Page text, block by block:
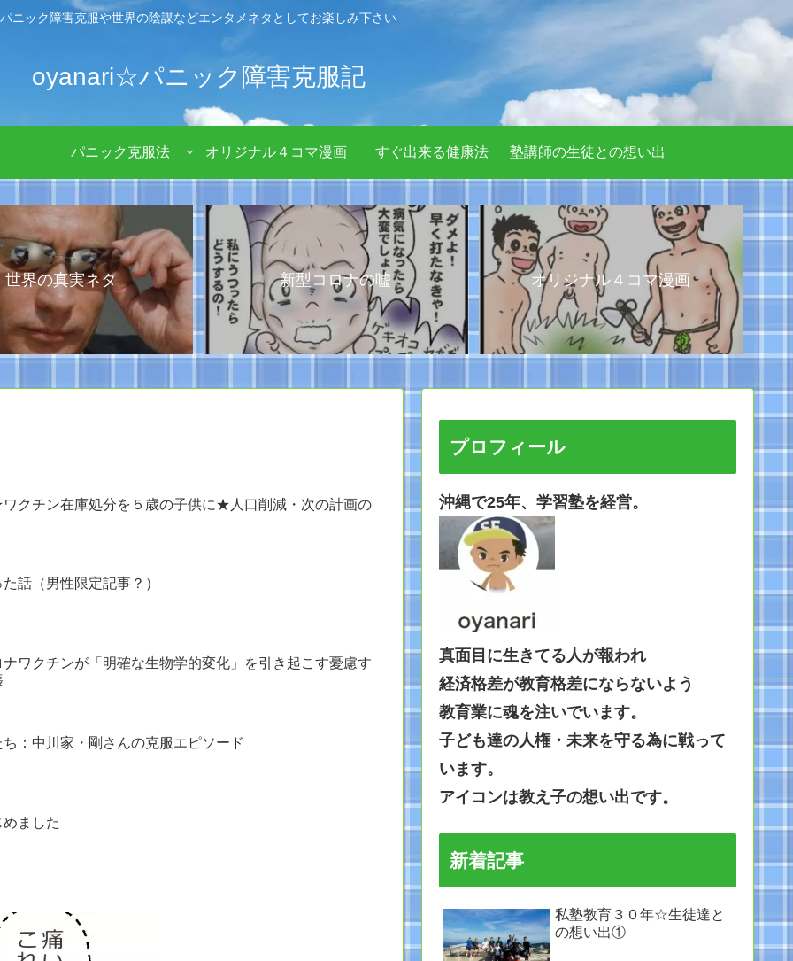
パニック障害克服や世界の陰謀などエンタメネタとしてお楽しみ下さい
oyanari☆パニック障害克服記
パニック克服法 オリジナル４コマ漫画 すぐ出来る健康法 塾講師の生徒との想い出
世界の真実ネタ 新型コロナの嘘 オリジナル４コマ漫画
クチン在庫処分を５歳の子供に★人口削減・次の計画の
話（男性限定記事？）
ワクチンが「明確な生物学的変化」を引き起こす憂慮す
：中川家・剛さんの克服エピソード
ました
プロフィール
沖縄で25年、学習塾を経営。
真面目に生きてる人が報われ
経済格差が教育格差にならないよう
教育業に魂を注いでいます。
子ども達の人権・未来を守る為に戦って
います。
アイコンは教え子の想い出です。
新着記事
私塾教育３０年☆生徒達と
の想い出①